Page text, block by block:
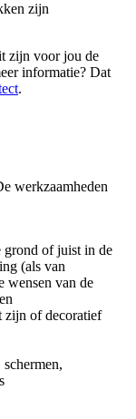
zijn
zijn voor jou de
informatie? Dat
.
werkzaamheden
grond of juist in de
(als van
wensen van de
zijn of decoratief